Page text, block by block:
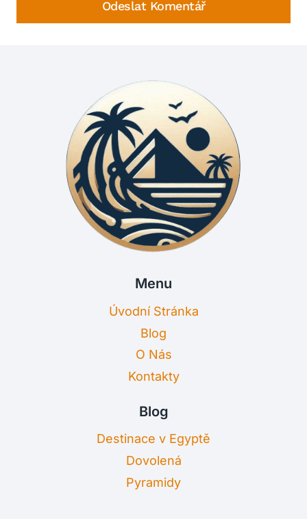
Menu
Úvodní Stránka
Blog
O Nás
Kontakty
Blog
Destinace v Egyptě
Dovolená
Pyramidy